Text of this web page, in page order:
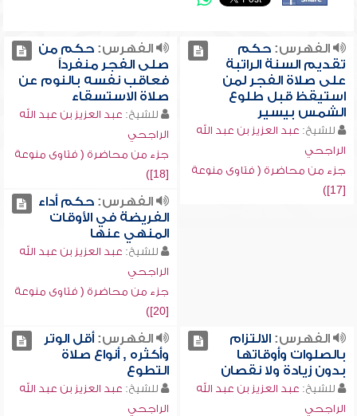
الفهرس:حكم
تقديم السنة الراتبة
على صلاة الفجر لمن
استيقظ قبل طلوع
الشمس بيسير
للشيخ: عبد العزيز بن عبد الله
الراجحي
جزء من محاضرة ( فتاوى منوعة
[17])
الفهرس:حكم من
صلى الفجر منفرداً
فعاقب نفسه بالنوم عن
صلاة الاستسقاء
للشيخ: عبد العزيز بن عبد الله
الراجحي
جزء من محاضرة ( فتاوى منوعة
[18])
الفهرس:حكم أداء
الفريضة في الأوقات
المنهي عنها
للشيخ: عبد العزيز بن عبد الله
الراجحي
جزء من محاضرة ( فتاوى منوعة
[20])
الفهرس:الالتزام
بالصلوات وأوقاتها
بدون زيادة ولا نقصان
للشيخ: عبد العزيز بن عبد الله
الراجحي
الفهرس:أقل الوتر
وأكثره , أنواع صلاة
التطوع
للشيخ: عبد العزيز بن عبد الله
الراجحي